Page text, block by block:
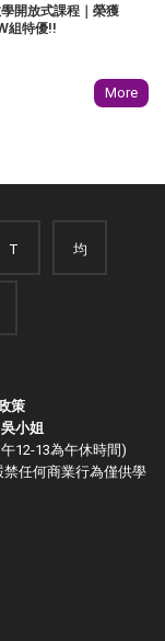
開放式課程｜榮獲
組特優!!
More
T 均
策
小姐
12-13為午休時間)
禁任何商業行為僅供學